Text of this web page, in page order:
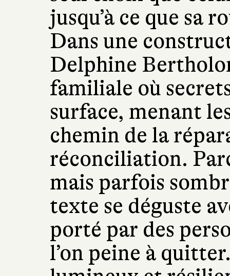
jusqu’à ce que sa
Dans une
Delphine
familiale où
surface, menant
chemin de la
réconciliation.
mais parfois
texte se déguste
porté par des
l’on peine à